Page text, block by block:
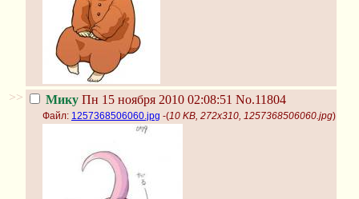
>> Мику Пн 15 ноября 2010 02:08:51 No.11804
Файл: 1257368506060.jpg -(10 KB, 272x310, 1257368506060.jpg)